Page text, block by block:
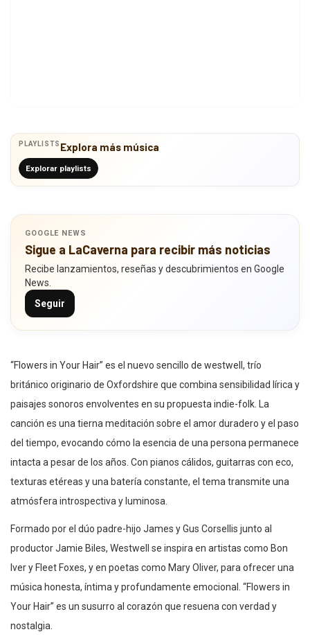
PLAYLISTS Explora más música
Explorar playlists
GOOGLE NEWS
Sigue a LaCaverna para recibir más noticias
Recibe lanzamientos, reseñas y descubrimientos en Google
News.
Seguir
“Flowers in Your Hair” es el nuevo sencillo de westwell, trío
británico originario de Oxfordshire que combina sensibilidad lírica y
paisajes sonoros envolventes en su propuesta indie-folk. La
canción es una tierna meditación sobre el amor duradero y el paso
del tiempo, evocando cómo la esencia de una persona permanece
intacta a pesar de los años. Con pianos cálidos, guitarras con eco,
texturas etéreas y una batería constante, el tema transmite una
atmósfera introspectiva y luminosa.
Formado por el dúo padre-hijo James y Gus Corsellis junto al
productor Jamie Biles, Westwell se inspira en artistas como Bon
Iver y Fleet Foxes, y en poetas como Mary Oliver, para ofrecer una
música honesta, íntima y profundamente emocional. “Flowers in
Your Hair” es un susurro al corazón que resuena con verdad y
nostalgia.